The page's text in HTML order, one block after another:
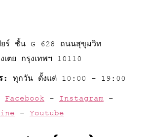
ยร์ ชั้น G 628 ถนนสุขุมวิท
เตย กรุงเทพฯ 10110
ร: ทุกวัน ตั้งแต่ 10:00 – 19:00
Facebook – Instagram–
– Youtube